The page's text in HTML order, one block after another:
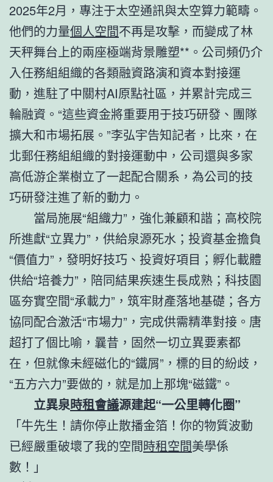
2025年2月，專注于太空通訊與太空算力範疇。
他們的力量個人空間不再是攻擊，而變成了林
天秤舞台上的兩座極端背景雕塑**。公司頻仍介
入任務組組織的各類融資路演和資本對接運
動，進駐了中關村AI原點社區，并累計完成三
輪融資。“這些資金將重要用于技巧研發、團隊
擴大和市場拓展。”李弘宇告知記者，比來，在
北郵任務組組織的對接運動中，公司還與多家
高低游企業樹立了一起配合關系，為公司的技
巧研發注進了新的動力。
當局施展“組織力”，強化兼顧和諧；高校院
所進獻“立異力”，供給泉源死水；投資基金擔負
“價值力”，發明好技巧、投資好項目；孵化載體
供給“培養力”，陪同結果疾速生長成熟；科技園
區夯實空間“承載力”，筑牢財產落地基礎；各方
協同配合激活“市場力”，完成供需精準對接。唐
超打了個比喻，曩昔，固然一切立異要素都
在，但就像未經磁化的“鐵屑”，標的目的紛歧，
“五方六力”要做的，就是加上那塊“磁鐵”。
立異泉時租會議源建起“一公里轉化圈”
「牛先生！請你停止散播金箔！你的物質波動
已經嚴重破壞了我的空間時租空間美學係
數！」